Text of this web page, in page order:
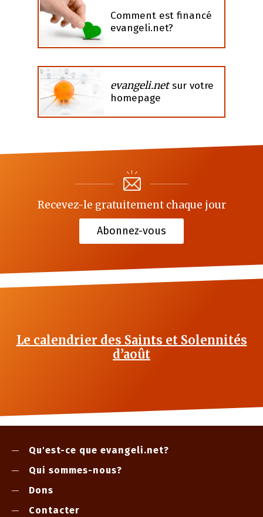
Comment est financé
evangeli.net?
evangeli.netsur votre
homepage
Recevez-le gratuitement chaque jour
Abonnez-vous
Le calendrier des Saints et Solennités
d’août
Qu'est-ce que evangeli.net?
Qui sommes-nous?
Dons
Contacter